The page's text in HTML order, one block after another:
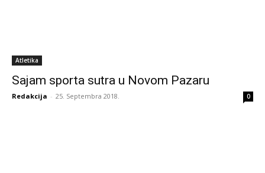
Atletika
Sajam sporta sutra u Novom Pazaru
Redakcija - 25. Septembra 2018. 0